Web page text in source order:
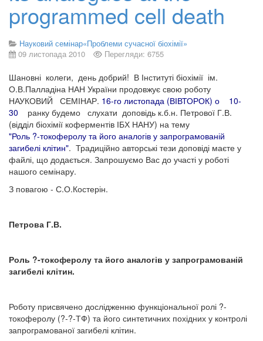
programmed cell death
Науковий семінар«Проблеми сучасної біохімії»
09 листопада 2010
Перегляди: 6755
Шановні колеги, день добрий! В Інституті біохімії ім.
О.В.Палладіна НАН України продовжує свою роботу
НАУКОВИЙ СЕМІНАР. 16-го листопада (ВІВТОРОК) о 10-
30
ранку будемо слухати доповідь к.б.н. Петрової Г.В.
(відділ біохімії коферментів ІБХ НАНУ) на тему
"Роль ?-токоферолу та його аналогів у запрограмованій
загибелі клітин". Традиційно авторські тези доповіді маєте у
файлі, що додається. Запрошуємо Вас до участі у роботі
нашого семінару.
З повагою - С.О.Костерін.
Петрова Г.В.
Роль ?-токоферолу та його аналогів у запрограмованій
загибелі клітин.
Роботу присвячено дослідженню функціональної ролі ?-
токоферолу (?-?-ТФ) та його синтетичних похідних у контролі
запрограмованої загибелі клітин.